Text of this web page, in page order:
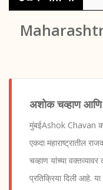
अशोक चव्हाण आणि
मुंबईAshok Chavan
एकदा महाराष्ट्रातील
चव्हाण यांच्या वक्तव्यावर
प्रतिक्रिया दिली आहे.